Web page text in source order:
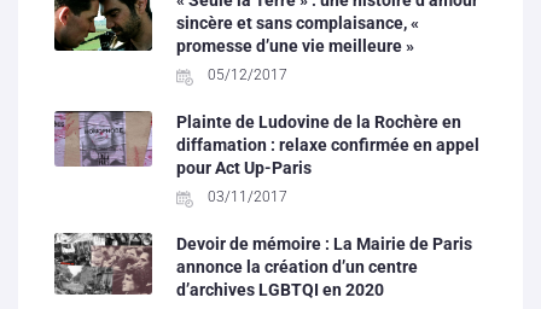
sincère et sans complaisance, «
promesse d’une vie meilleure »
05/12/2017
Plainte de Ludovine de la Rochère en
diffamation : relaxe confirmée en appel
pour Act Up-Paris
03/11/2017
Devoir de mémoire : La Mairie de Paris
annonce la création d’un centre
d’archives LGBTQI en 2020